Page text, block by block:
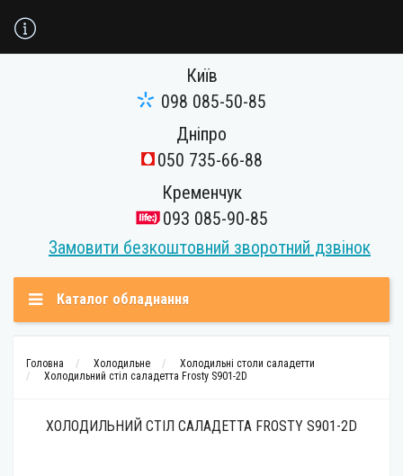
Київ
098 085-50-85
Дніпро
050 735-66-88
Кременчук
093 085-90-85
Замовити безкоштовний зворотний дзвінок
Каталог обладнання
Головна Холодильне
Холодильні столи саладетти
Холодильний стіл саладетта Frosty S901-2D
ХОЛОДИЛЬНИЙ СТІЛ САЛАДЕТТА FROSTY S901-2D